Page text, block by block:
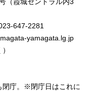
（霞城セントラル内3
647-2281
yamagata.lg.jp
閉庁。※閉庁日はこれに